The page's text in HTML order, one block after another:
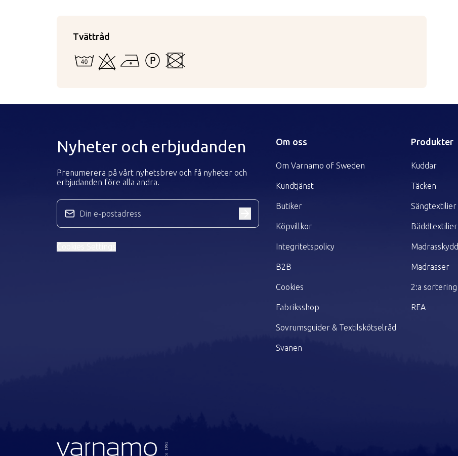
Tvättråd
40 - Kan vattentvättas i maskin eller för hand
Kan ej blekasStrykning med låg temperatur
Tål inte starkare tvättvätskor än perkloretylen
Kan inte torktumlas
Nyheter och erbjudanden
Prenumerera på vårt nyhetsbrev och få nyheter och
erbjudanden före alla andra.
Din e-postadress
Om oss
Om Varnamo of Sweden
Kundtjänst
Butiker
Köpvillkor
Integritetspolicy
B2B
Cookies
Fabriksshop
Sovrumsguider & Textilskötselråd
Svanen
Produkter
Kuddar
Täcken
Sängtextilier
Bäddtextilier
Madrasskydd
Madrasser
2:a sortering
REA